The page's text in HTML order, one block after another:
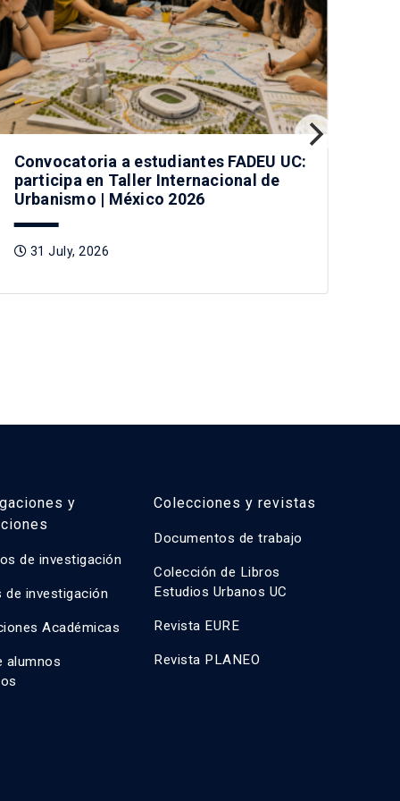
Convocatoria a estudiantes FADEU UC:
participa en Taller Internacional de
Urbanismo | México 2026
31 July, 2026
y
de investigación
de investigación
Académicas
alumnos
Colecciones y revistas
Documentos de trabajo
Colección de Libros
Estudios Urbanos UC
Revista EURE
Revista PLANEO